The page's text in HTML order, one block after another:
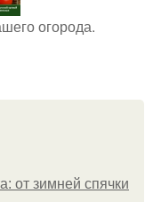
огорода.
от зимней спячки